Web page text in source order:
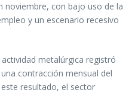
noviembre, con bajo uso de la
y un escenario recesivo
metalúrgica registró
contracción mensual del
resultado, el sector